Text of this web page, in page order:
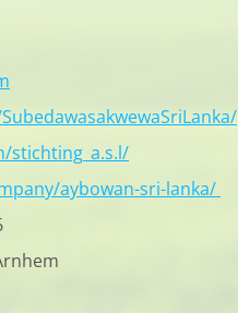
stichting_a.s.l/
aybowan-sri-lanka/